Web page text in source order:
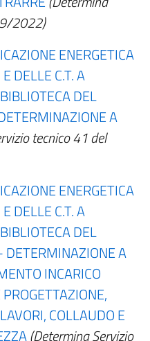
2022)
ENERGETICA
DELLE C.T. A
DEL
A
tecnico 41 del
ENERGETICA
DELLE C.T. A
DEL
DETERMINAZIONE A
INCARICO
COLLAUDO E
(Determina Servizio